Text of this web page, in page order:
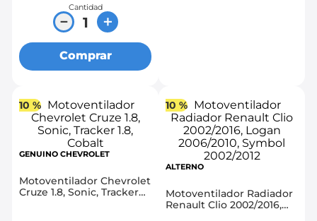
Cantidad
＋
－
Comprar
10 %
GENUINO CHEVROLET
Motoventilador Chevrolet
Cruze 1.8, Sonic, Tracker
10 %
ALTERNO
Motoventilador Radiador
Renault Clio 2002/2016,